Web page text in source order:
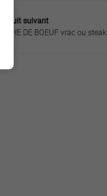
Produit suivant
HACHE DE BOEUF vrac ou steak